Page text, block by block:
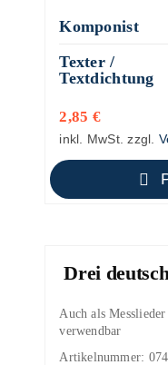
Komponist
Texter /
Textdichtung
2,85 €
inkl. MwSt. zzgl.
Drei
Auch als
verwendbar
Artikelnummer: